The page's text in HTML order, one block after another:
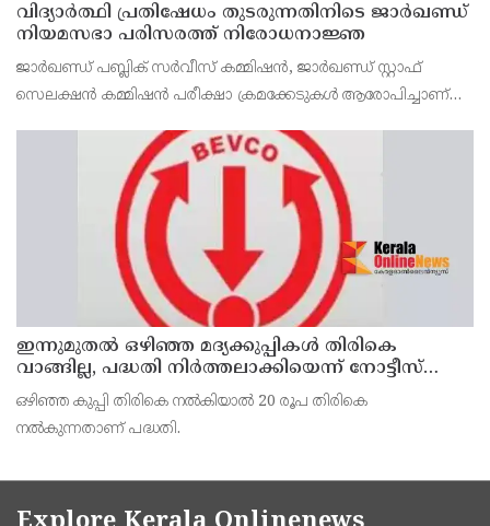
വിദ്യാര്‍ത്ഥി പ്രതിഷേധം തുടരുന്നതിനിടെ ജാര്‍ഖണ്ഡ്
നിയമസഭാ പരിസരത്ത് നിരോധനാജ്ഞ
ജാര്‍ഖണ്ഡ് പബ്ലിക് സര്‍വീസ് കമ്മിഷന്‍, ജാര്‍ഖണ്ഡ് സ്റ്റാഫ്
സെലക്ഷന്‍ കമ്മിഷന്‍ പരീക്ഷാ ക്രമക്കേടുകള്‍ ആരോപിച്ചാണ്
ഇന്നുമുതല്‍ ഒഴിഞ്ഞ മദ്യക്കുപ്പികള്‍ തിരികെ
വാങ്ങില്ല, പദ്ധതി നിര്‍ത്തലാക്കിയെന്ന് നോട്ടീസ്
പ്രദര്‍ശിപ്പിക്കും
ഒഴിഞ്ഞ കുപ്പി തിരികെ നല്‍കിയാല്‍ 20 രൂപ തിരികെ
നല്‍കുന്നതാണ് പദ്ധതി.